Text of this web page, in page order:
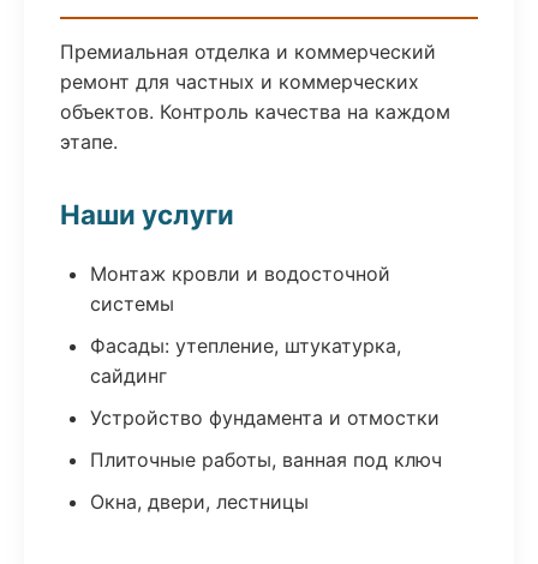
Премиальная отделка и коммерческий
ремонт для частных и коммерческих
объектов. Контроль качества на каждом
этапе.
Наши услуги
Монтаж кровли и водосточной
системы
Фасады: утепление, штукатурка,
сайдинг
Устройство фундамента и отмостки
Плиточные работы, ванная под ключ
Окна, двери, лестницы